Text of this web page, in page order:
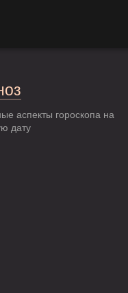
аспекты гороскопа на
дату